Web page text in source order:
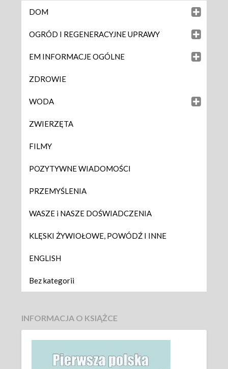
DOM
OGRÓD I REGENERACYJNE UPRAWY
EM INFORMACJE OGÓLNE
ZDROWIE
WODA
ZWIERZĘTA
FILMY
POZYTYWNE WIADOMOŚCI
PRZEMYŚLENIA
WASZE i NASZE DOŚWIADCZENIA
KLĘSKI ŻYWIOŁOWE, POWÓDŹ I INNE
ENGLISH
Bez kategorii
INFORMACJA O KSIĄŻCE